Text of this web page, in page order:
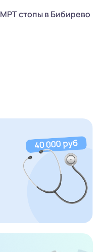
МРТ стопы в Бибирево